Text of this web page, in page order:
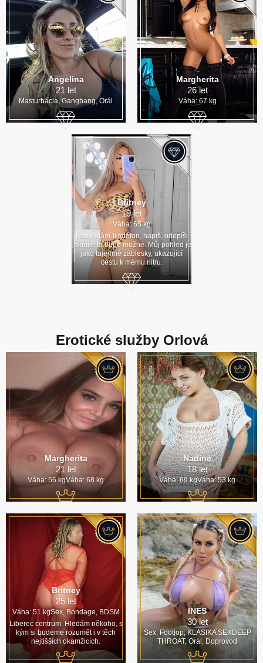
Angelina
21 let
Masturbácia, Gangbang, Orál
Margherita
26 let
Váha: 67 kg
Britney
19 let
Váha: 65 kg
Nezvedám-li telefon, napiš, odepíši
jakmile to bude možné. Můj pohled je
jako tajemné záblesky, ukazující
cestu k mému nitru.
Erotické služby Orlová
Margherita
21 let
Váha: 56 kgVáha: 68 kg
Nadine
18 let
Váha: 69 kgVáha: 53 kg
Britney
25 let
Váha: 51 kgSex, Bondage, BDSM
Liberec centrum. Hledám někoho, s
kým si budeme rozumět i v těch
nejtišších okamžicích.
INES
30 let
Sex, Footjop, KLASIKA SEXDEEP
THROAT, Orál, Doprovod